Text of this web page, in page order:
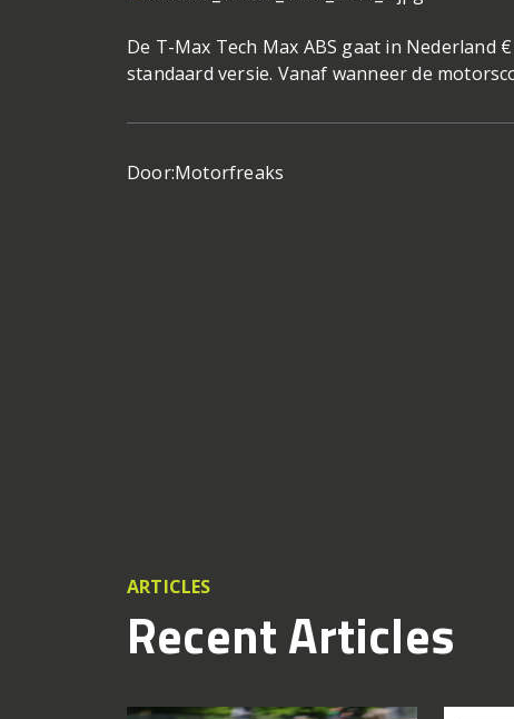
De T-Max Tech Max ABS gaat in Nederland
standaard versie. Vanaf wanneer de
Door:Motorfreaks
ARTICLES
Recent Articles